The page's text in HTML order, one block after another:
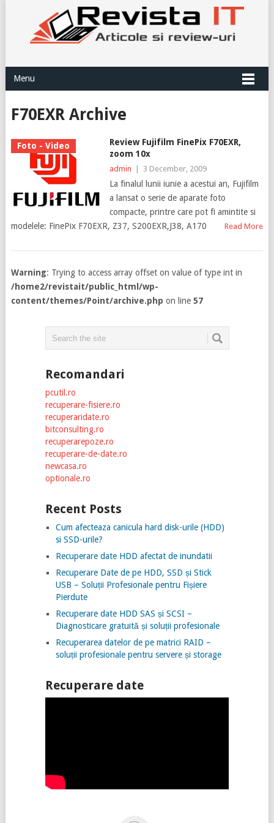
Menu
F70EXR Archive
Foto - Video
Review Fujifilm FinePix F70EXR,
zoom 10x
admin 3 December, 2009
La finalul lunii iunie a acestui an, Fujifilm
a lansat o serie de aparate foto
compacte, printre care pot fi amintite si
modelele: FinePix F70EXR, Z37, S200EXR,J38, A170
Read More
Warning: Trying to access array offset on value of type int in
/home2/revistait/public_html/wp-
content/themes/Point/archive.php on line 57
Recomandari
pcutil.ro
recuperare-fisiere.ro
recuperaridate.ro
bitconsulting.ro
recuperarepoze.ro
recuperare-de-date.ro
newcasa.ro
optionale.ro
Recent Posts
Cum afecteaza canicula hard disk-urile (HDD)
si SSD-urile?
Recuperare date HDD afectat de inundatii
Recuperare Date de pe HDD, SSD și Stick
USB – Soluții Profesionale pentru Fișiere
Pierdute
Recuperare date HDD SAS și SCSI –
Diagnosticare gratuită și soluții profesionale
Recuperarea datelor de pe matrici RAID –
soluții profesionale pentru servere și storage
Recuperare date